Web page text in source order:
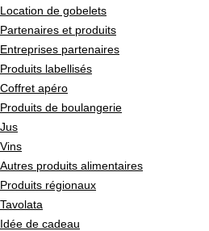
Location de gobelets
Partenaires et produits
Entreprises partenaires
Produits labellisés
Coffret apéro
Produits de boulangerie
Jus
Vins
Autres produits alimentaires
Produits régionaux
Tavolata
Idée de cadeau